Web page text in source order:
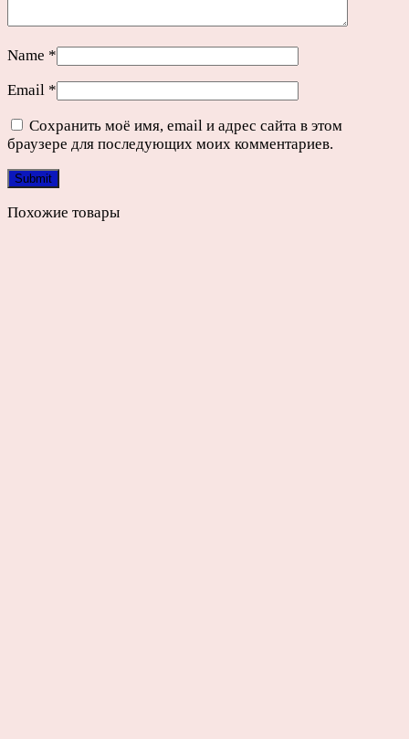
Name *
Email *
Сохранить моё имя, email и адрес сайта в этом
браузере для последующих моих комментариев.
Похожие товары